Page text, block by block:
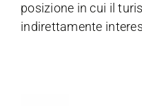
posizione in cui il
indirettamente